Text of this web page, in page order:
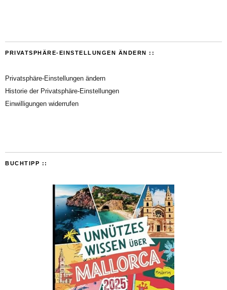
PRIVATSPHÄRE-EINSTELLUNGEN ÄNDERN ::
Privatsphäre-Einstellungen ändern
Historie der Privatsphäre-Einstellungen
Einwilligungen widerrufen
BUCHTIPP ::